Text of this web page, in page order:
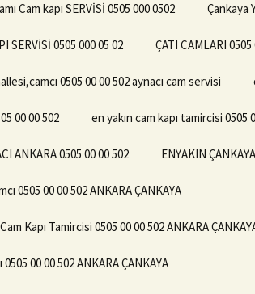
Cam kapı SERVİSİ 0505 000 0502 Çankaya
SERVİSİ 0505 000 05 02 ÇATI CAMLARI 0505
0505 00 00 502 aynacı cam servisi
00 00 502 en yakın cam kapı tamircisi 0505
ANKARA 0505 00 00 502 ENYAKIN
0505 00 00 502 ANKARA ÇANKAYA
Kapı Tamircisi 0505 00 00 502 ANKARA
0505 00 00 502 ANKARA ÇANKAYA